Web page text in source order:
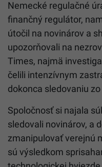
Nemecké regulačné
finančný regulátor,
útočil na novinárov a
upozorňovali na
Times, najmä
čelili intenzívnym
dokonca sledovaniu
Spoločnosť si najala
sledovali novinárov, a
zmanipulovať verejnú
sú výsledkom